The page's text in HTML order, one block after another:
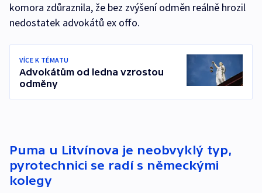
komora zdůraznila, že bez zvýšení odměn reálně hrozil
nedostatek advokátů ex offo.
VÍCE K TÉMATU
Advokátům od ledna vzrostou
odměny
Puma u Litvínova je neobvyklý typ,
pyrotechnici se radí s německými
kolegy